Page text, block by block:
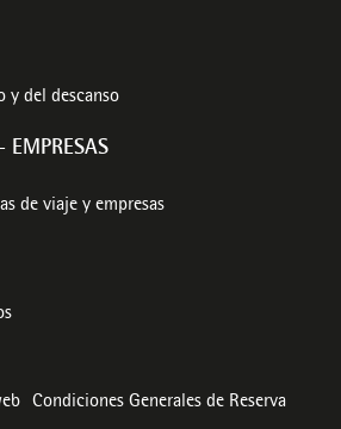
y del descanso
EMPRESAS
de viaje y empresas
Condiciones Generales de Reserva